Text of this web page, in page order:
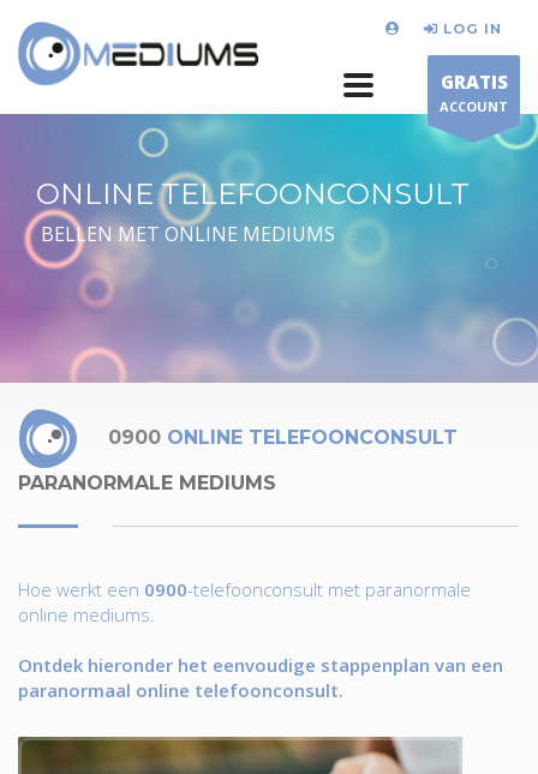
LOG IN
GRATIS
ACCOUNT
ONLINE TELEFOONCONSULT
BELLEN MET ONLINE MEDIUMS
0900 ONLINE TELEFOONCONSULT
PARANORMALE MEDIUMS
Hoe werkt een 0900-telefoonconsult met paranormale
online mediums.
Ontdek hieronder het eenvoudige stappenplan van een
paranormaal online telefoonconsult.